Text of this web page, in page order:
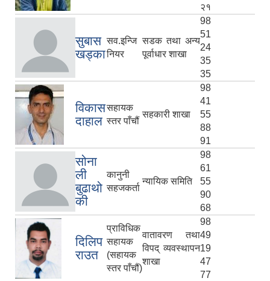
२१
सुबास
खड्का
सव.इन्जि
नियर
सडक तथा अन्य
पूर्वाधार शाखा
98
51
24
35
35
विकास
दाहाल
सहायक
स्तर पाँचौं
सहकारी शाखा
98
41
55
88
91
सोना
ली
बुढाथो
की
कानुनी
सहजकर्ता
न्यायिक समिति
98
61
55
90
68
दिलिप
राउत
प्राविधिक
सहायक
(सहायक
स्तर पाँचौं)
वातावरण तथा
विपद् व्यवस्थापन
शाखा
98
49
19
47
77